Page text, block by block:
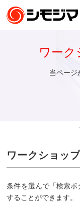
ワーク
当ページ
ワークショッ
条件を選んで「検索
することができます。